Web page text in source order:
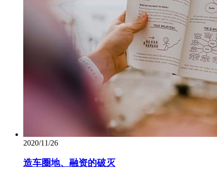
2020/11/26
造车圈地、融资的破灭